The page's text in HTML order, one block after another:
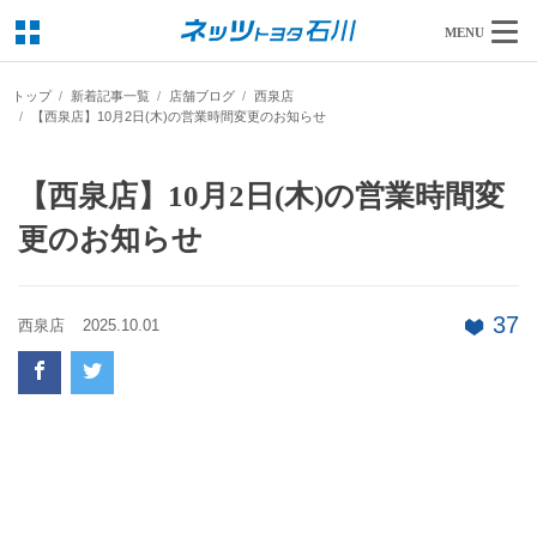
MENU
トップ 新着記事一覧 店舗ブログ
西泉店
【西泉店】10月2日(木)の営業時間変更のお知らせ
【西泉店】10月2日(木)の営業時間変
更のお知らせ
西泉店 2025.10.01 37